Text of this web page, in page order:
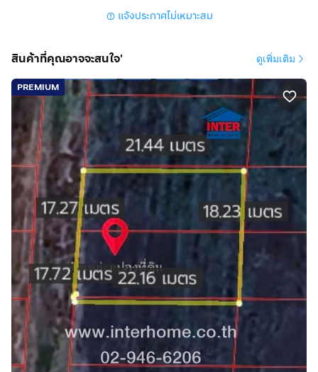
แจ้งประกาศไม่เหมาะสม
สินค้าที่คุณอาจจะสนใจ' ดูเพิ่มเติม
PREMIUM